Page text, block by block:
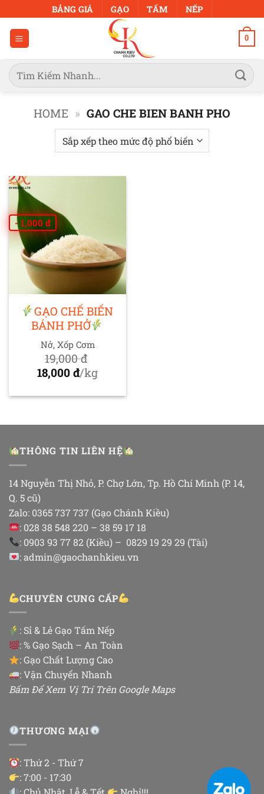
qua
dung
BẢNG GIÁ GẠO TẤM NẾP
0
Tìm
kiếm:
HOME » GAO CHE BIEN BANH PHO
- 1,000 đ
GẠO CHẾ BIẾN
BÁNH PHỞ
Nở, Xốp Cơm
19,000đ
Giá
là:
18,000 đ/kg
hiện
là:
18,000 đ.
THÔNG TIN LIÊN HỆ
14 Nguyễn Thị Nhỏ, P. Chợ Lớn, Tp. Hồ Chí Minh (P. 14,
Q. 5 cũ)
Zalo: 0365 737 737 (Gạo Chánh Kiều)
: 028 38 548 220 – 38 59 17 18
: 0903 93 77 82 (Kiều) – 0829 19 29 29 (Tài)
: admin@gaochanhkieu.vn
CHUYÊN CUNG CẤP
: Sỉ & Lẻ Gạo Tấm Nếp
: % Gạo Sạch – An Toàn
: Gạo Chất Lượng Cao
: Vận Chuyển Nhanh
Bấm Để Xem Vị Trí Trên Google Maps
THƯƠNG MẠI
: Thứ 2 - Thứ 7
: 7:00 - 17:30